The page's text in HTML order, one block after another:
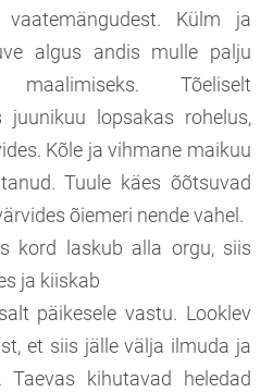
vaatemängudest. Külm ja
algus andis mulle palju
Tõeliselt
juunikuu lopsakas rohelus,
Kõle ja vihmane maikuu
Tuule käes õõtsuvad
õiemeri nende vahel.
kord laskub alla orgu, siis
ja kiiskab
päikesele vastu. Looklev
et siis jälle välja ilmuda ja
kihutavad heledad